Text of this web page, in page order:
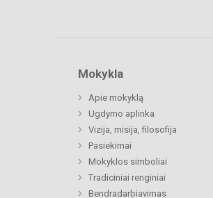
Mokykla
Apie mokyklą
Ugdymo aplinka
Vizija, misija, filosofija
Pasiekimai
Mokyklos simboliai
Tradiciniai renginiai
Bendradarbiavimas